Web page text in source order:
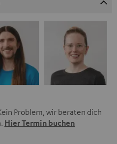
Problem, wir beraten dich
Hier Termin buchen